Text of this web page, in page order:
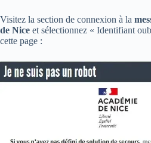
Visitez la section de connexion à la
de Nice et sélectionnez « Identifiant
cette page :